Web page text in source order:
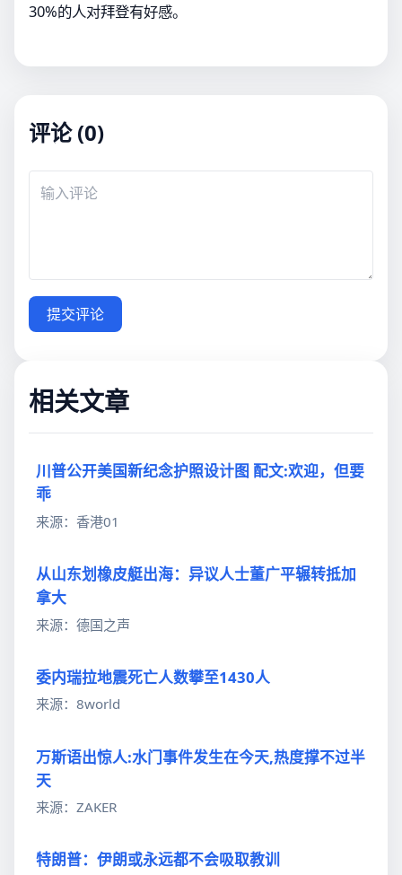
30%的人对拜登有好感。
评论 (0)
提交评论
相关文章
川普公开美国新纪念护照设计图 配文:欢迎，但要
乖
来源：香港01
从山东划橡皮艇出海：异议人士董广平辗转抵加
拿大
来源：德国之声
委内瑞拉地震死亡人数攀至1430人
来源：8world
万斯语出惊人:水门事件发生在今天,热度撑不过半
天
来源：ZAKER
特朗普：伊朗或永远都不会吸取教训